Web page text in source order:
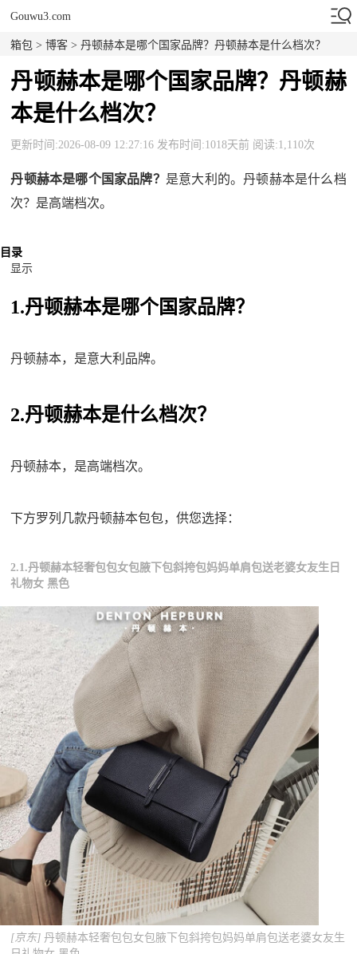
Gouwu3.com
箱包 >博客 > 丹顿赫本是哪个国家品牌？丹顿赫本是什么档次？
丹顿赫本是哪个国家品牌？丹顿赫
本是什么档次？
更新时间:2026-08-09 12:27:16 发布时间:1018天前 阅读:1,110次
丹顿赫本是哪个国家品牌？ 是意大利的。丹顿赫本是什么档
次？是高端档次。
目录
显示
1.丹顿赫本是哪个国家品牌？
丹顿赫本，是意大利品牌。
2.丹顿赫本是什么档次？
丹顿赫本，是高端档次。
下方罗列几款丹顿赫本包包，供您选择：
2.1.丹顿赫本轻奢包包女包腋下包斜挎包妈妈单肩包送老婆女友生日
礼物女 黑色
[京东] 丹顿赫本轻奢包包女包腋下包斜挎包妈妈单肩包送老婆女友生